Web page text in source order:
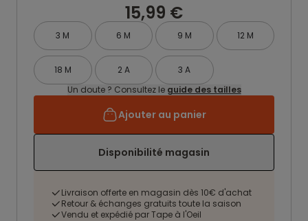
15,99 €
3 M 6 M 9 M 12 M
18 M 2 A
3 A
Un doute ? Consultez le guide des tailles
Ajouter au panier
Disponibilité magasin
Livraison offerte en magasin dès 10€ d'achat
Retour & échanges gratuits toute la saison
Vendu et expédié par Tape à l'Oeil